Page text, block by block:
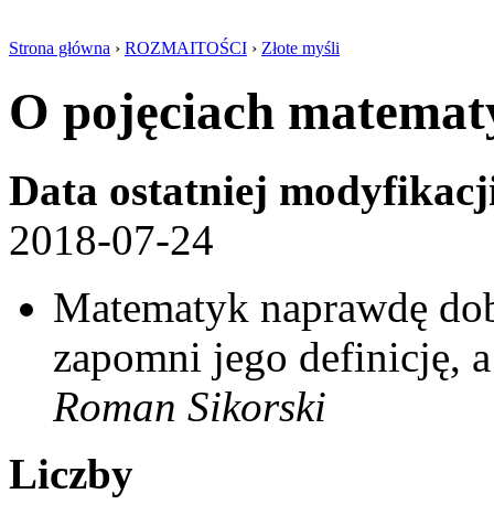
Strona główna › ROZMAITOŚCI › Złote myśli
O pojęciach
Data ostatniej
2018-07-24
Matematyk naprawdę
zapomni jego definicję,
Roman Sikorski
Liczby